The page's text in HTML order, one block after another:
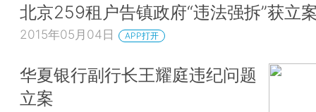
北京259租户告镇政府“违法强拆”获立
2015年05月04日 APP打开
华夏银行副行长王耀庭违纪问题
立案